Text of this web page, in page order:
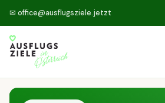
✉ office@ausflugsziele.jetzt